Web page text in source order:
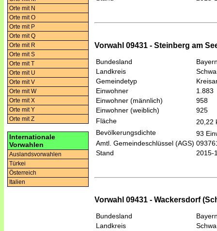
Orte mit N
Orte mit O
Orte mit P
Orte mit Q
Orte mit R
Orte mit S
Orte mit T
Orte mit U
Orte mit V
Orte mit W
Orte mit X
Orte mit Y
Orte mit Z
Internationale
Vorwahlen
Auslandsvorwahlen
Türkei
Österreich
Italien
Vorwahl 09431 - Steinberg am
Bundesland
Landkreis
Gemeindetyp
Einwohner
1.883
Einwohner (männlich)
958
Einwohner (weiblich)
925
Fläche
20,22
Bevölkerungsdichte
93
Amtl. Gemeindeschlüssel (AGS)
Stand
2015-
Vorwahl 09431 - Wackersdorf
Bundesland
Landkreis